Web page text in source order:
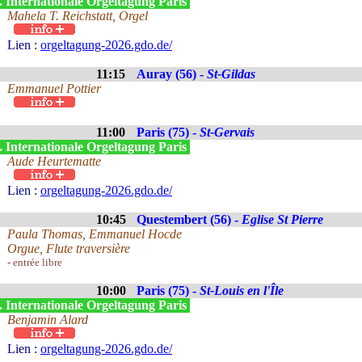
Mahela T. Reichstatt, Orgel
Lien : orgeltagung-2026.gdo.de/
11:15 Auray (56) - St-Gildas
Emmanuel Pottier
11:00 Paris (75) - St-Gervais
Internationale Orgeltagung Paris
Aude Heurtematte
Lien : orgeltagung-2026.gdo.de/
10:45 Questembert (56) - Eglise St Pierre
Paula Thomas, Emmanuel Hocde
Orgue, Flute traversière
- entrée libre
10:00 Paris (75) - St-Louis en l'Île
Internationale Orgeltagung Paris
Benjamin Alard
Lien : orgeltagung-2026.gdo.de/